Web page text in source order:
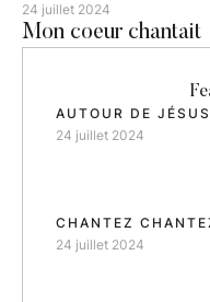
24 juillet 2024
Mon coeur chantait
AUTOUR DE JÉSUS
24 juillet 2024
CHANTEZ
24 juillet 2024